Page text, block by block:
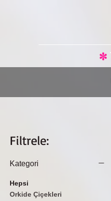
Filtrele:
Kategori
Hepsi
Orkide Çiçekleri